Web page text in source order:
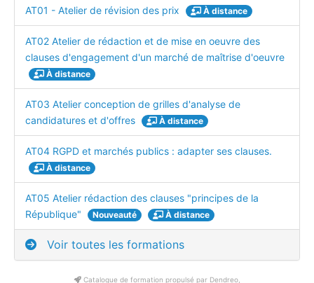
AT01 - Atelier de révision des prix À distance
AT02 Atelier de rédaction et de mise en oeuvre des
clauses d'engagement d'un marché de maîtrise d'oeuvre
À distance
AT03 Atelier conception de grilles d'analyse de
candidatures et d'offres
À distance
AT04 RGPD et marchés publics : adapter ses clauses.
À distance
AT05 Atelier rédaction des clauses "principes de la
République"
Nouveauté À distance
Voir toutes les formations
Catalogue de formation propulsé par Dendreo,